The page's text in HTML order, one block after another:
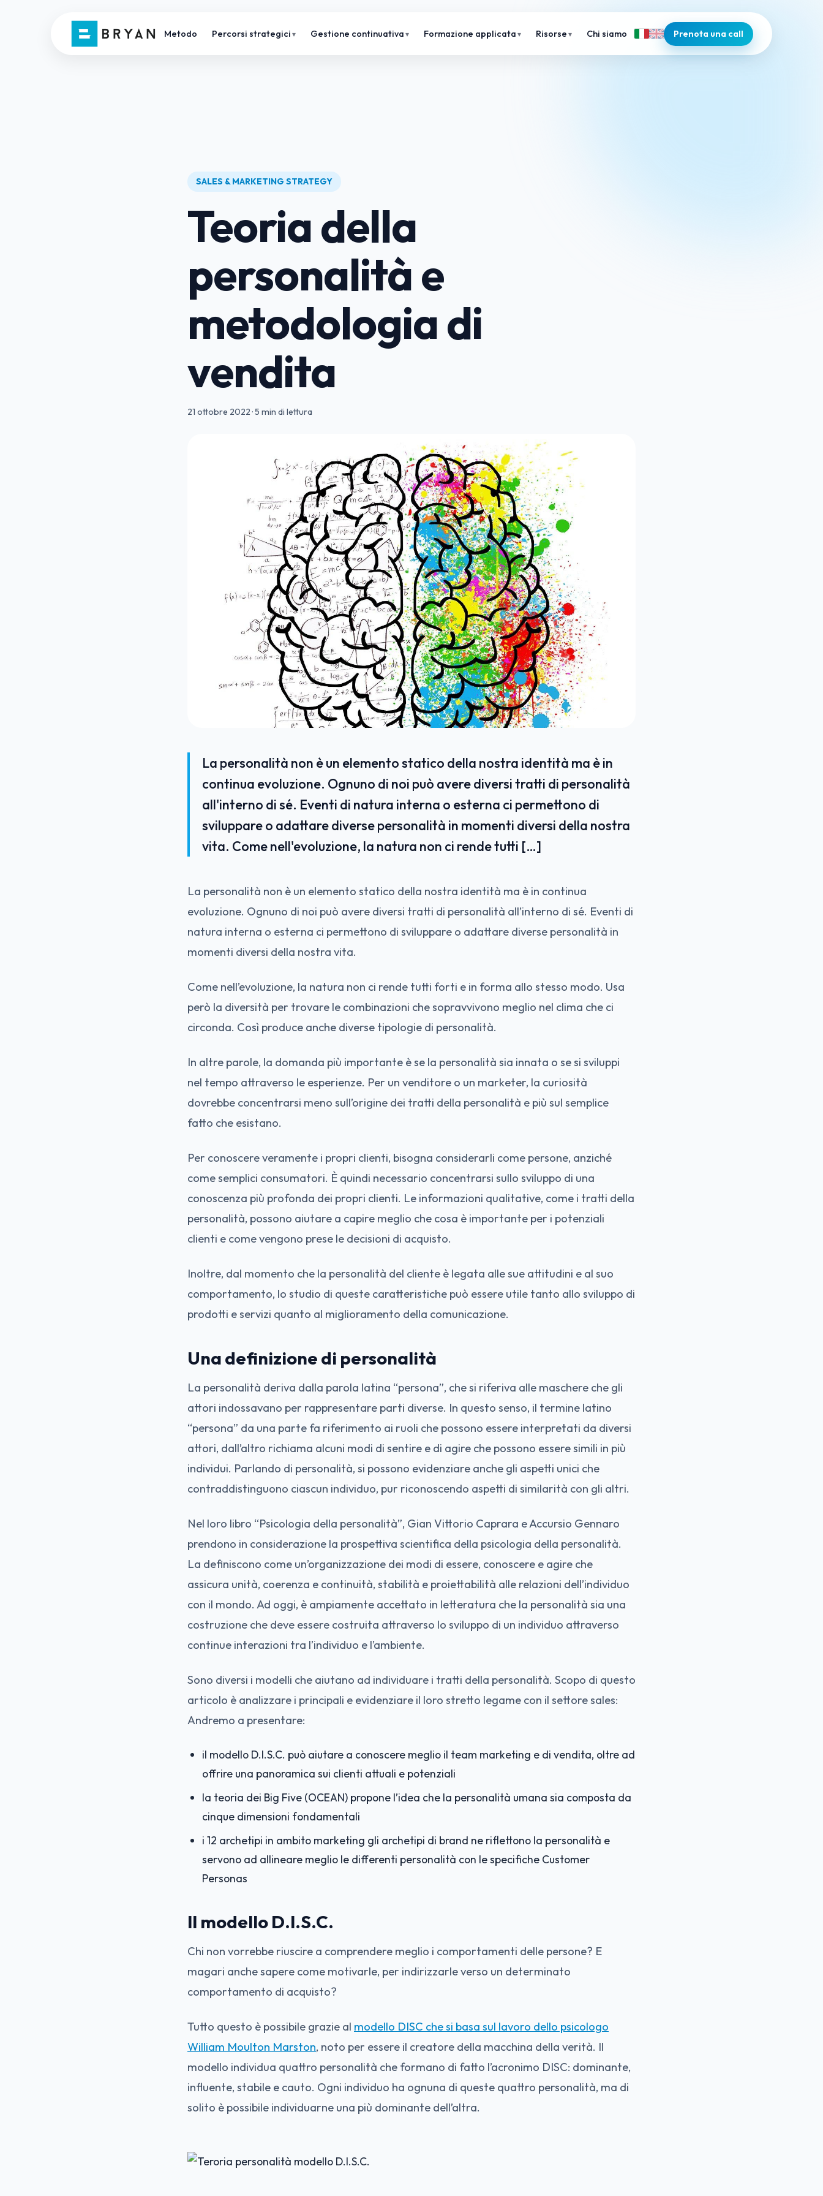
Metodo Percorsi strategici Gestione continuativa Formazione applicata Risorse Chi siamo Prenota una call
SALES & MARKETING STRATEGY
Teoria della
personalità e
metodologia di
vendita
21 ottobre 2022 ·5 min di lettura
La personalità non è un elemento statico della nostra identità ma è in
continua evoluzione. Ognuno di noi può avere diversi tratti di personalità
all'interno di sé. Eventi di natura interna o esterna ci permettono di
sviluppare o adattare diverse personalità in momenti diversi della nostra
vita. Come nell'evoluzione, la natura non ci rende tutti […]
La personalità non è un elemento statico della nostra identità ma è in continua
evoluzione. Ognuno di noi può avere diversi tratti di personalità all’interno di sé. Eventi di
natura interna o esterna ci permettono di sviluppare o adattare diverse personalità in
momenti diversi della nostra vita.
Come nell’evoluzione, la natura non ci rende tutti forti e in forma allo stesso modo. Usa
però la diversità per trovare le combinazioni che sopravvivono meglio nel clima che ci
circonda. Così produce anche diverse tipologie di personalità.
In altre parole, la domanda più importante è se la personalità sia innata o se si sviluppi
nel tempo attraverso le esperienze. Per un venditore o un marketer, la curiosità
dovrebbe concentrarsi meno sull’origine dei tratti della personalità e più sul semplice
fatto che esistano.
Per conoscere veramente i propri clienti, bisogna considerarli come persone, anziché
come semplici consumatori. È quindi necessario concentrarsi sullo sviluppo di una
conoscenza più profonda dei propri clienti. Le informazioni qualitative, come i tratti della
personalità, possono aiutare a capire meglio che cosa è importante per i potenziali
clienti e come vengono prese le decisioni di acquisto.
Inoltre, dal momento che la personalità del cliente è legata alle sue attitudini e al suo
comportamento, lo studio di queste caratteristiche può essere utile tanto allo sviluppo di
prodotti e servizi quanto al miglioramento della comunicazione.
Una definizione di personalità
La personalità deriva dalla parola latina “persona”, che si riferiva alle maschere che gli
attori indossavano per rappresentare parti diverse. In questo senso, il termine latino
“persona” da una parte fa riferimento ai ruoli che possono essere interpretati da diversi
attori, dall’altro richiama alcuni modi di sentire e di agire che possono essere simili in più
individui. Parlando di personalità, si possono evidenziare anche gli aspetti unici che
contraddistinguono ciascun individuo, pur riconoscendo aspetti di similarità con gli altri.
Nel loro libro “Psicologia della personalità”, Gian Vittorio Caprara e Accursio Gennaro
prendono in considerazione la prospettiva scientifica della psicologia della personalità.
La definiscono come un’organizzazione dei modi di essere, conoscere e agire che
assicura unità, coerenza e continuità, stabilità e proiettabilità alle relazioni dell’individuo
con il mondo. Ad oggi, è ampiamente accettato in letteratura che la personalità sia una
costruzione che deve essere costruita attraverso lo sviluppo di un individuo attraverso
continue interazioni tra l’individuo e l’ambiente.
Sono diversi i modelli che aiutano ad individuare i tratti della personalità. Scopo di questo
articolo è analizzare i principali e evidenziare il loro stretto legame con il settore sales:
Andremo a presentare:
il modello D.I.S.C. può aiutare a conoscere meglio il team marketing e di vendita, oltre ad
offrire una panoramica sui clienti attuali e potenziali
la teoria dei Big Five (OCEAN) propone l’idea che la personalità umana sia composta da
cinque dimensioni fondamentali
i 12 archetipi in ambito marketing gli archetipi di brand ne riflettono la personalità e
servono ad allineare meglio le differenti personalità con le specifiche Customer
Personas
Il modello D.I.S.C.
Chi non vorrebbe riuscire a comprendere meglio i comportamenti delle persone? E
magari anche sapere come motivarle, per indirizzarle verso un determinato
comportamento di acquisto?
Tutto questo è possibile grazie al modello DISC che si basa sul lavoro dello psicologo
William Moulton Marston, noto per essere il creatore della macchina della verità. Il
modello individua quattro personalità che formano di fatto l’acronimo DISC: dominante,
influente, stabile e cauto. Ogni individuo ha ognuna di queste quattro personalità, ma di
solito è possibile individuarne una più dominante dell’altra.